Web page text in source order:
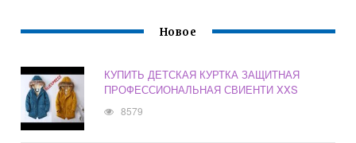
Новое
КУПИТЬ ДЕТСКАЯ КУРТКА ЗАЩИТНАЯ
ПРОФЕССИОНАЛЬНАЯ СВИЕНТИ XXS
8579